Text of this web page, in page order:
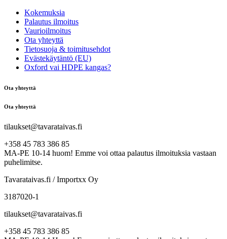
Kokemuksia
Palautus ilmoitus
Vaurioilmoitus
Ota yhteyttä
Tietosuoja & toimitusehdot
Evästekäytäntö (EU)
Oxford vai HDPE kangas?
Ota yhteyttä
Ota yhteyttä
tilaukset@tavarataivas.fi
+358 45 783 386 85
MA-PE 10-14 huom! Emme voi ottaa palautus ilmoituksia vastaan
puhelimitse.
Tavarataivas.fi / Importxx Oy
3187020-1
tilaukset@tavarataivas.fi
+358 45 783 386 85